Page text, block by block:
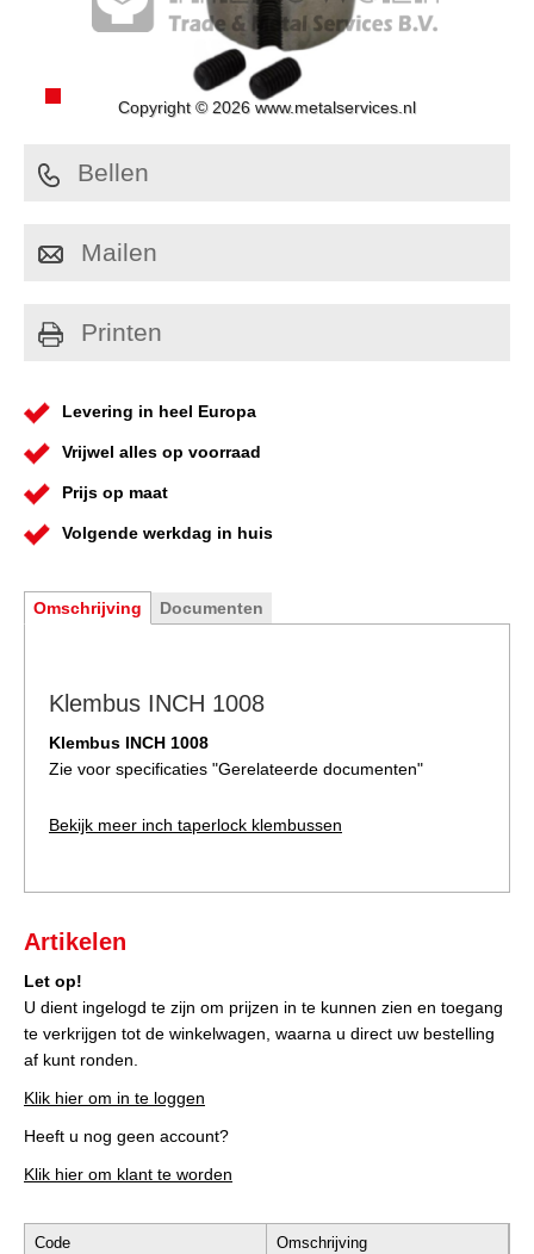
Copyright © 2026 www.metalservices.nl
Bellen
Mailen
Printen
Levering in heel Europa
Vrijwel alles op voorraad
Prijs op maat
Volgende werkdag in huis
Omschrijving Documenten
Klembus INCH 1008
Klembus INCH 1008
Zie voor specificaties "Gerelateerde documenten"
Bekijk meer inch taperlock klembussen
Artikelen
Let op!
U dient ingelogd te zijn om prijzen in te kunnen zien en toegang
te verkrijgen tot de winkelwagen, waarna u direct uw bestelling
af kunt ronden.
Klik hier om in te loggen
Heeft u nog geen account?
Klik hier om klant te worden
Code Omschrijving